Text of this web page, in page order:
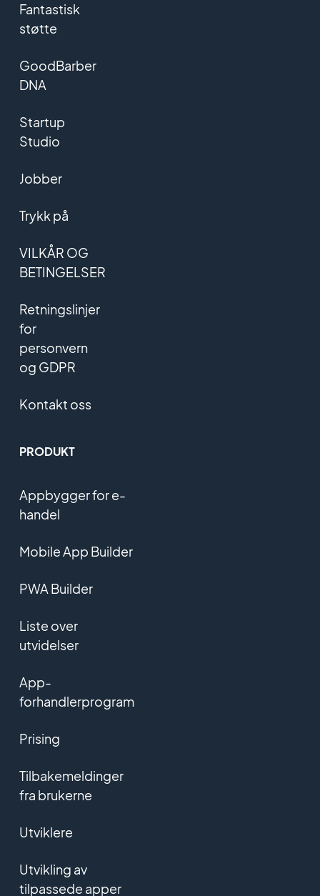
Fantastisk
støtte
GoodBarber
DNA
Startup
Studio
Jobber
Trykk på
VILKÅR OG
BETINGELSER
Retningslinjer
for
personvern
og GDPR
Kontakt oss
PRODUKT
Appbygger for e-
handel
Mobile App Builder
PWA Builder
Liste over
utvidelser
App-
forhandlerprogram
Prising
Tilbakemeldinger
fra brukerne
Utviklere
Utvikling av
tilpassede apper